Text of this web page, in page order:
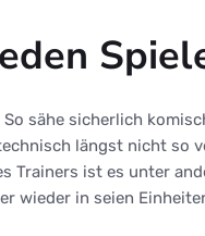
sähe sicherlich
längst nicht so
Trainers ist es unter
wieder in seien